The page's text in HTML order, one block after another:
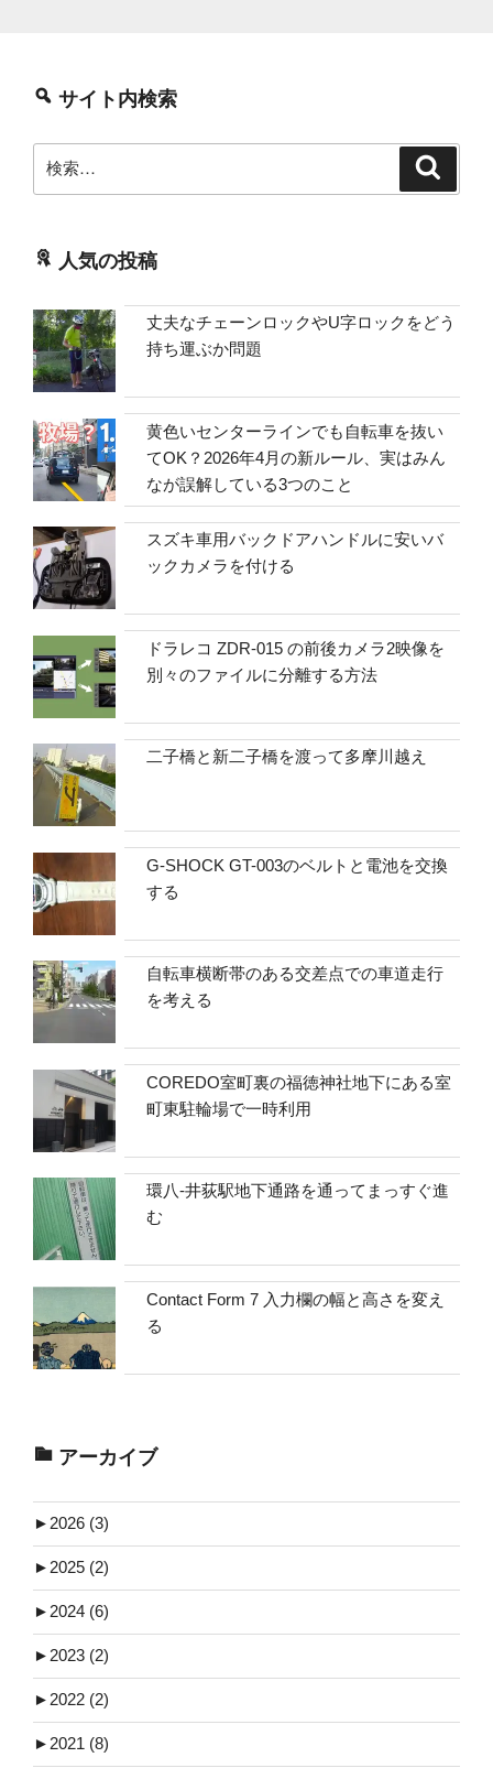
サイト内検索
索:
人気の投稿
丈夫なチェーンロックやU字ロックをどう
持ち運ぶか問題
黄色いセンターラインでも自転車を抜い
てOK？2026年4月の新ルール、実はみん
なが誤解している3つのこと
スズキ車用バックドアハンドルに安いバ
ックカメラを付ける
ドラレコ ZDR-015 の前後カメラ2映像を
別々のファイルに分離する方法
二子橋と新二子橋を渡って多摩川越え
G-SHOCK GT-003のベルトと電池を交換
する
自転車横断帯のある交差点での車道走行
を考える
COREDO室町裏の福徳神社地下にある室
町東駐輪場で一時利用
環八-井荻駅地下通路を通ってまっすぐ進
む
Contact Form 7 入力欄の幅と高さを変え
る
アーカイブ
► 2026 (3)
► 2025 (2)
► 2024 (6)
► 2023 (2)
► 2022 (2)
► 2021 (8)